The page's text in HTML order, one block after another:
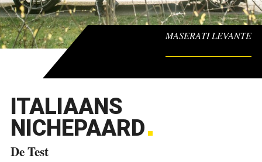
MASERATI LEVANTE
ITALIAANS
NICHEPAARD
De Test